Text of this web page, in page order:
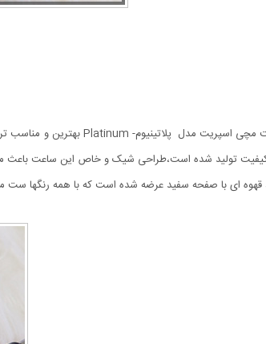
تولید شده است،طراحی شیک و خاص این ساعت باعث
قهوه ای با صفحه سفید عرضه شده است که با همه رنگها